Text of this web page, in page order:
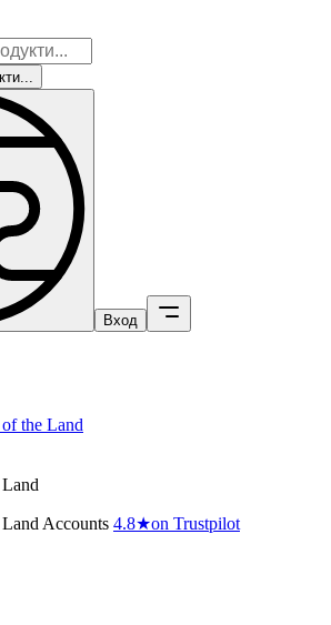
Вход
the Land
Accounts 4.8★on Trustpilot